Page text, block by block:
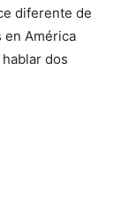
diferente de
en América
dos